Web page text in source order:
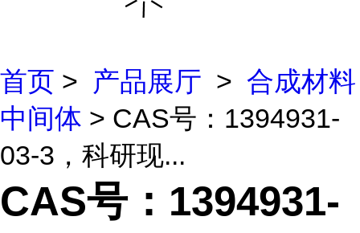
首页 > 产品展厅 > 合成材料
中间体 > CAS号：1394931-
03-3，科研现...
CAS号：1394931-